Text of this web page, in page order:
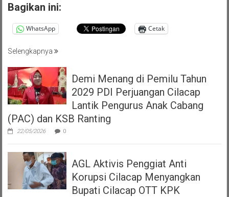
Bagikan ini:
WhatsApp Cetak
Selengkapnya
Demi Menang di Pemilu Tahun
2029 PDI Perjuangan Cilacap
Lantik Pengurus Anak Cabang
(PAC) dan KSB Ranting
22/05/2026 0
AGL Aktivis Penggiat Anti
Korupsi Cilacap Menyangkan
Bupati Cilacap OTT KPK